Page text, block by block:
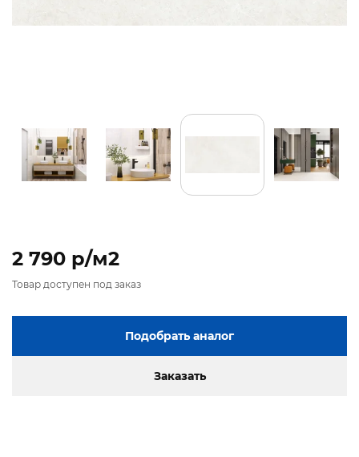
2 790 p/м2
Товар доступен под заказ
Подобрать аналог
Заказать